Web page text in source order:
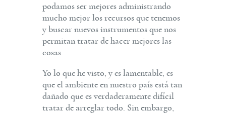
podamos ser mejores administrando
mucho mejor los recursos que tenemos
y buscar nuevos instrumentos que nos
permitan tratar de hacer mejores las
cosas.
Yo lo que he visto, y es lamentable, es
que el ambiente en nuestro país está tan
dañado que es verdaderamente difícil
tratar de arreglar todo. Sin embargo,